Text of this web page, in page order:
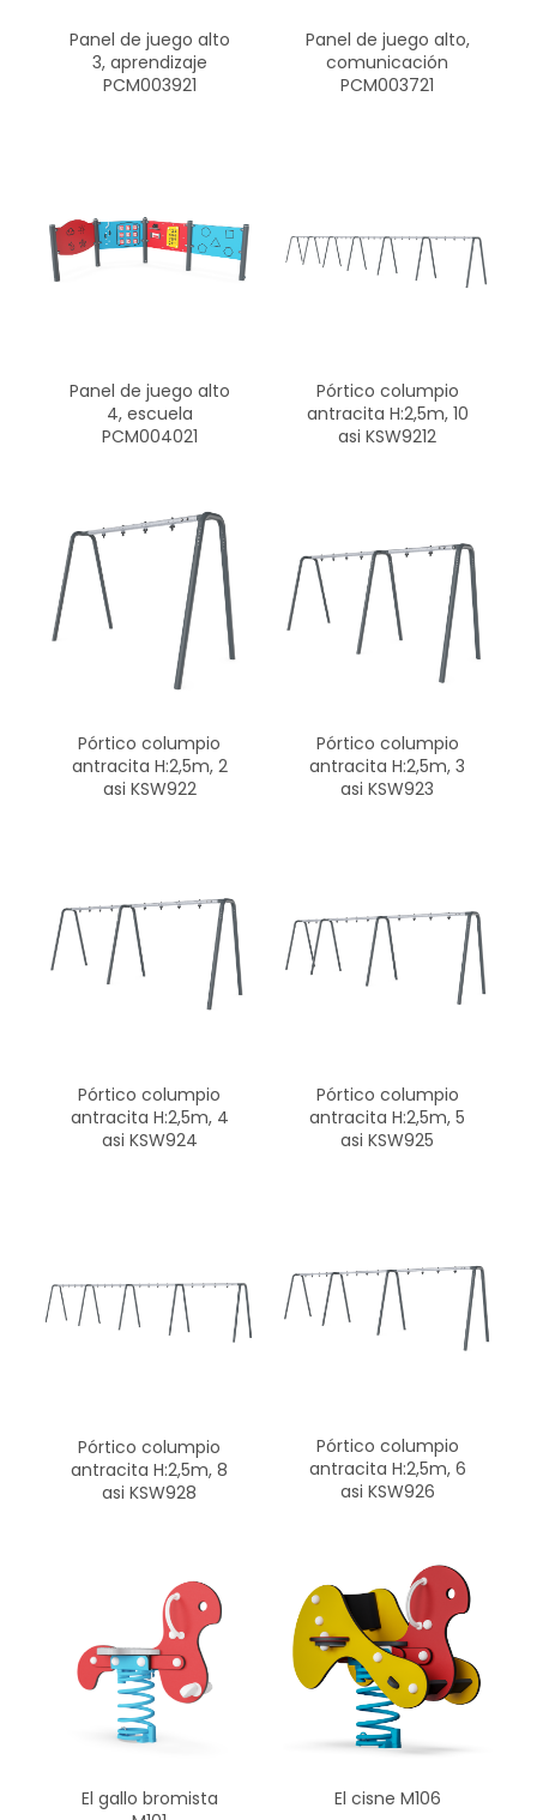
Panel de juego alto
3, aprendizaje
PCM003921
Panel de juego alto,
comunicación
PCM003721
Panel de juego alto
4, escuela
PCM004021
Pórtico columpio
antracita H:2,5m, 10
asi KSW9212
Pórtico columpio
antracita H:2,5m, 2
asi KSW922
Pórtico columpio
antracita H:2,5m, 3
asi KSW923
Pórtico columpio
antracita H:2,5m, 4
asi KSW924
Pórtico columpio
antracita H:2,5m, 5
asi KSW925
Pórtico columpio
antracita H:2,5m, 8
asi KSW928
Pórtico columpio
antracita H:2,5m, 6
asi KSW926
El gallo bromista
El cisne M106